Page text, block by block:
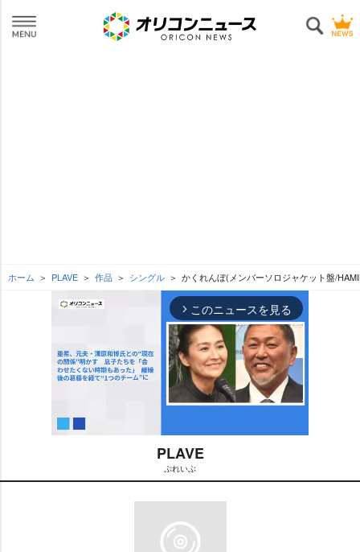
ホーム PLAVE 作品 シングル かくれんぼ(メンバーソロジャケット盤/
arrow_forward_ios このニュースを見る
M
PLAVE
ぷれいぶ